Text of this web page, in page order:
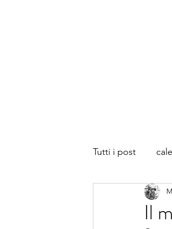
Tutti i post
trompe dal
Il